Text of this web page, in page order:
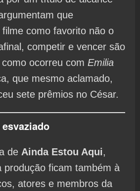
que
como favorito não o
competir e vencer são
ocorreu com Emilia
que mesmo aclamado,
sete prêmios no César.
de Ainda Estou Aqui,
produção ficam também à
atores e membros da